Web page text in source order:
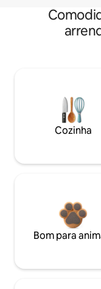
Cozinha
Bom para